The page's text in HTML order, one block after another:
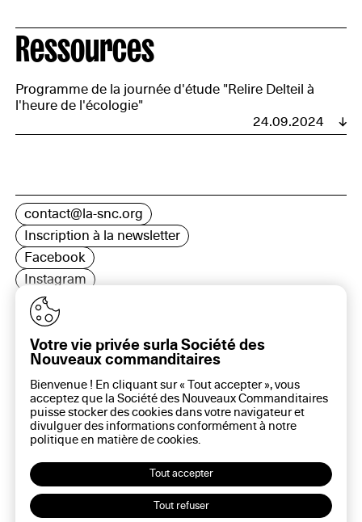
Ressources
Programme de la journée d'étude "Relire Delteil à
l'heure de l'écologie"
24.09.2024
contact@la-snc.org
Inscription à la newsletter
Facebook
Instagram
LinkedIn
16 rue Rambuteau, 75003 Paris
Plan du site
Aide sur ce site
Gestion des cookies
Politique des cookies
Politique de confidentialité
Mentions légales
Votre vie privée surla Société des
Nouveaux commanditaires
Bienvenue ! En cliquant sur « Tout accepter », vous
acceptez que la Société des Nouveaux Commanditaires
puisse stocker des cookies dans votre navigateur et
divulguer des informations conformément à notre
politique en matière decookies.
Tout accepter
Tout refuser